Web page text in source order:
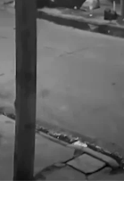
después de
se puede
debate: la
sobre
los
una herida
afectó
de
en
por las